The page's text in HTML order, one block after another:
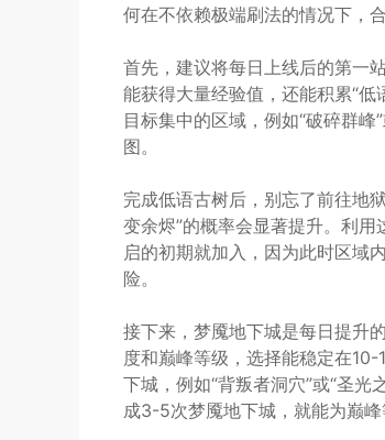
何在不依赖极端刷法的情况下，
首先，建议将每日上线后的第一
能获得大量经验值，还能积累“
目标集中的区域，例如“破碎群
图。
完成低语古树后，别忘了前往地
变余烬”的概率会显著提升。利
启的初期就加入，因为此时区域
险。
接下来，梦魇地下城是每日提升
度和巅峰等级，选择能稳定在10-
下城，例如“背叛者洞穴”或“圣
成3-5次梦魇地下城，就能为巅峰